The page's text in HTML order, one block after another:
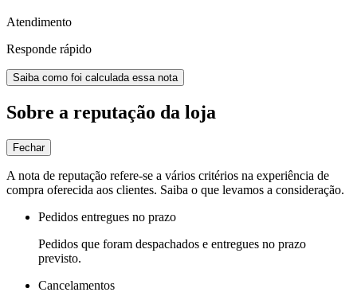
Atendimento
Responde rápido
Saiba como foi calculada essa nota
Sobre a reputação da loja
Fechar
A nota de reputação refere-se a vários critérios na experiência de
compra oferecida aos clientes. Saiba o que levamos a consideração.
Pedidos entregues no prazo
Pedidos que foram despachados e entregues no prazo
previsto.
Cancelamentos